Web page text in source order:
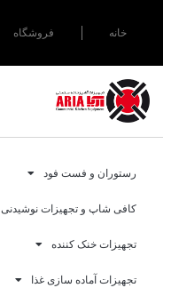
خانه فروشگاه
رستوران و فست فود
کافی شاپ و تجهیزات نوشیدنی
تجهیزات خنک کننده
تجهیزات آماده سازی غذا